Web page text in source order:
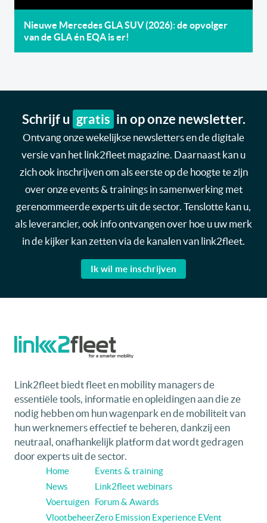
Nieuwe Mercedes GLA SUV (2026): de opvolger
van de GLA én EQA is er!
Schrijf u gratis in op onze newsletter.
Ontvang onze wekelijkse newsletters en de digitale
versie van het link2fleet magazine. Daarnaast kan u
zich ook inschrijven om als eerste op de hoogte te zijn
over onze events & trainings in samenwerking met
gerenommeerde experts uit de sector. Tenslotte kan u,
als leverancier, ook info ontvangen over hoe u uw merk
in de kijker kan zetten via de kanalen van link2fleet.
Ik wil me inschrijven
Link2fleet biedt fleet en mobility managers de
essentiële tools, informatie en opleidingen aan die ze
nodig hebben om hun wagenpark en de mobiliteit van
hun werknemers effectief te beheren, dankzij een
neutraal, onafhankelijk platform dat wordt gedragen
door experts uit de sector.
Home
News
Voertuigen
Vlootbeheer
Events & training
Link2fleet webinars
Forum & Awards
Zero Emission Experience EVent